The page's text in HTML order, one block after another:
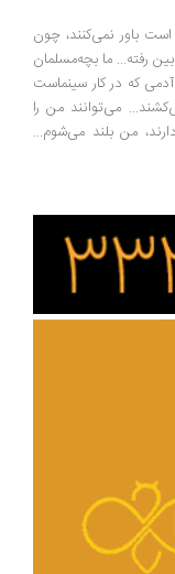
نمی‌کنند، چون
ما بچه‌مسلمان
در کار سینماست
می‌توانند من را
بلند می‌شوم...